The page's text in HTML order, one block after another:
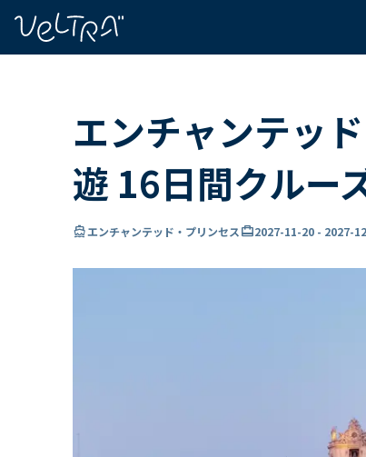
エンチャンテッ
遊 16日間クルー
directions_boatエンチャンテッド・プリンセスcard_travel2027-11-20 - 2027-